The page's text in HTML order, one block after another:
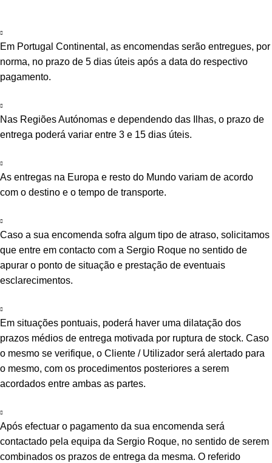
Em Portugal Continental, as encomendas serão entregues, por
norma, no prazo de 5 dias úteis após a data do respectivo
pagamento.
Nas Regiões Autónomas e dependendo das Ilhas, o prazo de
entrega poderá variar entre 3 e 15 dias úteis.
As entregas na Europa e resto do Mundo variam de acordo
com o destino e o tempo de transporte.
Caso a sua encomenda sofra algum tipo de atraso, solicitamos
que entre em contacto com a Sergio Roque no sentido de
apurar o ponto de situação e prestação de eventuais
esclarecimentos.
Em situações pontuais, poderá haver uma dilatação dos
prazos médios de entrega motivada por ruptura de stock. Caso
o mesmo se verifique, o Cliente / Utilizador será alertado para
o mesmo, com os procedimentos posteriores a serem
acordados entre ambas as partes.
Após efectuar o pagamento da sua encomenda será
contactado pela equipa da Sergio Roque, no sentido de serem
combinados os prazos de entrega da mesma. O referido